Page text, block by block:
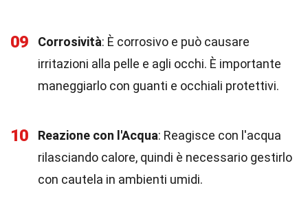
09 Corrosività: È corrosivo e può causare
irritazioni alla pelle e agli occhi. È importante
maneggiarlo con guanti e occhiali protettivi.
10 Reazione con l'Acqua: Reagisce con l'acqua
rilasciando calore, quindi è necessario gestirlo
con cautela in ambienti umidi.